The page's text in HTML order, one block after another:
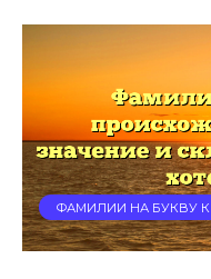
ФАМИЛИИ НА БУКВУ К